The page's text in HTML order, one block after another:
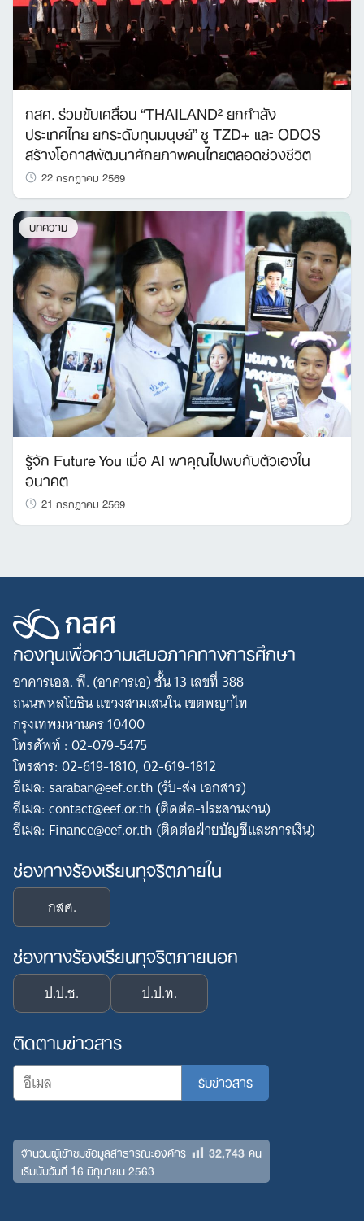
กสศ. ร่วมขับเคลื่อน “THAILAND² ยกกำลัง
ประเทศไทย ยกระดับทุนมนุษย์” ชู TZD+ และ ODOS
สร้างโอกาสพัฒนาศักยภาพคนไทยตลอดช่วงชีวิต
22 กรกฎาคม 2569
บทความ
รู้จัก Future You เมื่อ AI พาคุณไปพบกับตัวเองใน
อนาคต
21 กรกฎาคม 2569
กองทุนเพื่อความเสมอภาคทางการศึกษา
อาคารเอส. พี. (อาคารเอ) ชั้น 13 เลขที่ 388
ถนนพหลโยธิน แขวงสามเสนใน เขตพญาไท
กรุงเทพมหานคร 10400
โทรศัพท์ : 02-079-5475
โทรสาร: 02-619-1810, 02-619-1812
อีเมล: saraban@eef.or.th (รับ-ส่ง เอกสาร)
อีเมล: contact@eef.or.th (ติดต่อ-ประสานงาน)
อีเมล: Finance@eef.or.th (ติดต่อฝ่ายบัญชีและการเงิน)
ช่องทางร้องเรียนทุจริตภายใน
กสศ.
ช่องทางร้องเรียนทุจริตภายนอก
ป.ป.ช. ป.ป.ท.
ติดตามข่าวสาร
จำนวนผู้เข้าชมข้อมูลสาธารณะองค์กร 32,743คน
เริ่มนับวันที่ 16 มิถุนายน 2563